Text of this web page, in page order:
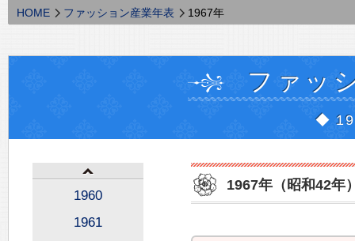
HOME ファッション産業年表 1967年
ファッ
◆
1960
1961
1967年（昭和42年